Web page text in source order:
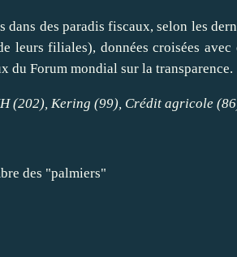
s dans des paradis fiscaux, selon les
leurs filiales), données croisées
du Forum mondial sur la transparence.
(202), Kering (99), Crédit agricole
des "palmiers"